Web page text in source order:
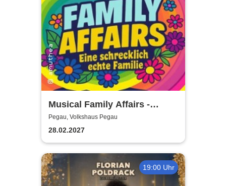
Musical Family Affairs -
präsentiert von AMuThea
Pegau, Volkshaus Pegau
28.02.2027
19:00 Uhr